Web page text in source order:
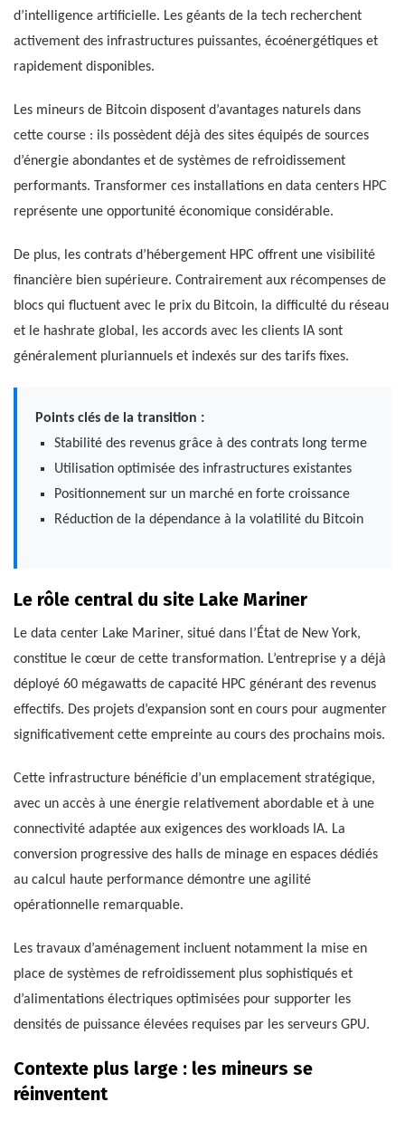
d’intelligence artificielle. Les géants de la tech recherchent
activement des infrastructures puissantes, écoénergétiques et
rapidement disponibles.
Les mineurs de Bitcoin disposent d’avantages naturels dans
cette course : ils possèdent déjà des sites équipés de sources
d’énergie abondantes et de systèmes de refroidissement
performants. Transformer ces installations en data centers HPC
représente une opportunité économique considérable.
De plus, les contrats d’hébergement HPC offrent une visibilité
financière bien supérieure. Contrairement aux récompenses de
blocs qui fluctuent avec le prix du Bitcoin, la difficulté du réseau
et le hashrate global, les accords avec les clients IA sont
généralement pluriannuels et indexés sur des tarifs fixes.
Points clés de la transition :
Stabilité des revenus grâce à des contrats long terme
Utilisation optimisée des infrastructures existantes
Positionnement sur un marché en forte croissance
Réduction de la dépendance à la volatilité du Bitcoin
Le rôle central du site Lake Mariner
Le data center Lake Mariner, situé dans l’État de New York,
constitue le cœur de cette transformation. L’entreprise y a déjà
déployé 60 mégawatts de capacité HPC générant des revenus
effectifs. Des projets d’expansion sont en cours pour augmenter
significativement cette empreinte au cours des prochains mois.
Cette infrastructure bénéficie d’un emplacement stratégique,
avec un accès à une énergie relativement abordable et à une
connectivité adaptée aux exigences des workloads IA. La
conversion progressive des halls de minage en espaces dédiés
au calcul haute performance démontre une agilité
opérationnelle remarquable.
Les travaux d’aménagement incluent notamment la mise en
place de systèmes de refroidissement plus sophistiqués et
d’alimentations électriques optimisées pour supporter les
densités de puissance élevées requises par les serveurs GPU.
Contexte plus large : les mineurs se
réinventent